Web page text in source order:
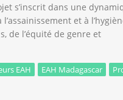
s’inscrit dans une
et à
de l’équité de genre et
EAH EAH Madagascar